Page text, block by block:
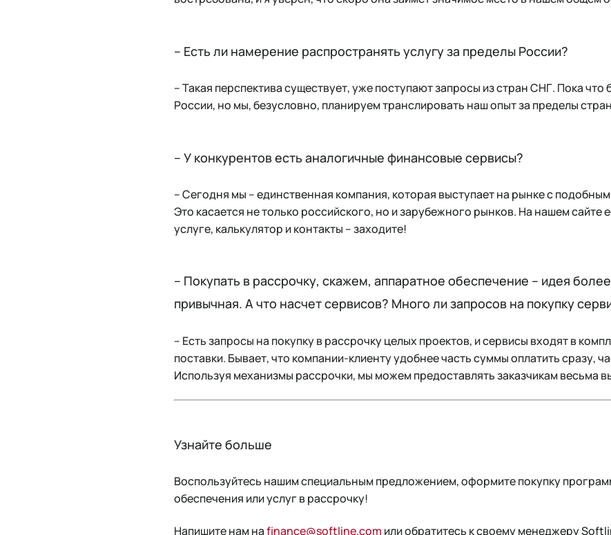
– Есть ли намерение распространять услугу за пределы России?
– Такая перспектива существует, уже поступают запросы из стран СНГ. Пока что
России, но мы, безусловно, планируем транслировать наш опыт за пределы
– У конкурентов есть аналогичные финансовые сервисы?
– Сегодня мы – единственная компания, которая выступает на рынке с
Это касается не только российского, но и зарубежного рынков. На нашем сайте
услуге, калькулятор и контакты – заходите!
– Покупать в рассрочку, скажем, аппаратное обеспечение – идея
привычная. А что насчет сервисов? Много ли запросов на покупку
– Есть запросы на покупку в рассрочку целых проектов, и сервисы входят в
поставки. Бывает, что компании-клиенту удобнее часть суммы оплатить сразу,
Используя механизмы рассрочки, мы можем предоставлять заказчикам весьма
Узнайте больше
Воспользуйтесь нашим специальным предложением, оформите покупку
обеспечения или услуг в рассрочку!
Напишите нам наfinance@softline.com или обратитесь к своему менеджеру